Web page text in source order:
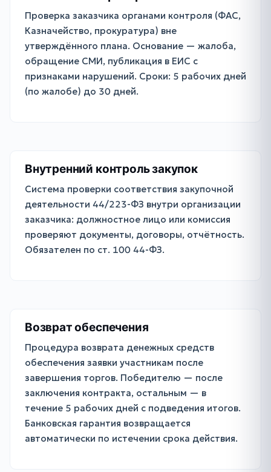
Проверка заказчика органами контроля (ФАС,
Казначейство, прокуратура) вне
утверждённого плана. Основание — жалоба,
обращение СМИ, публикация в ЕИС с
признаками нарушений. Сроки: 5 рабочих дней
(по жалобе) до 30 дней.
Внутренний контроль закупок
Система проверки соответствия закупочной
деятельности 44/223-ФЗ внутри организации
заказчика: должностное лицо или комиссия
проверяют документы, договоры, отчётность.
Обязателен по ст. 100 44-ФЗ.
Возврат обеспечения
Процедура возврата денежных средств
обеспечения заявки участникам после
завершения торгов. Победителю — после
заключения контракта, остальным — в
течение 5 рабочих дней с подведения итогов.
Банковская гарантия возвращается
автоматически по истечении срока действия.